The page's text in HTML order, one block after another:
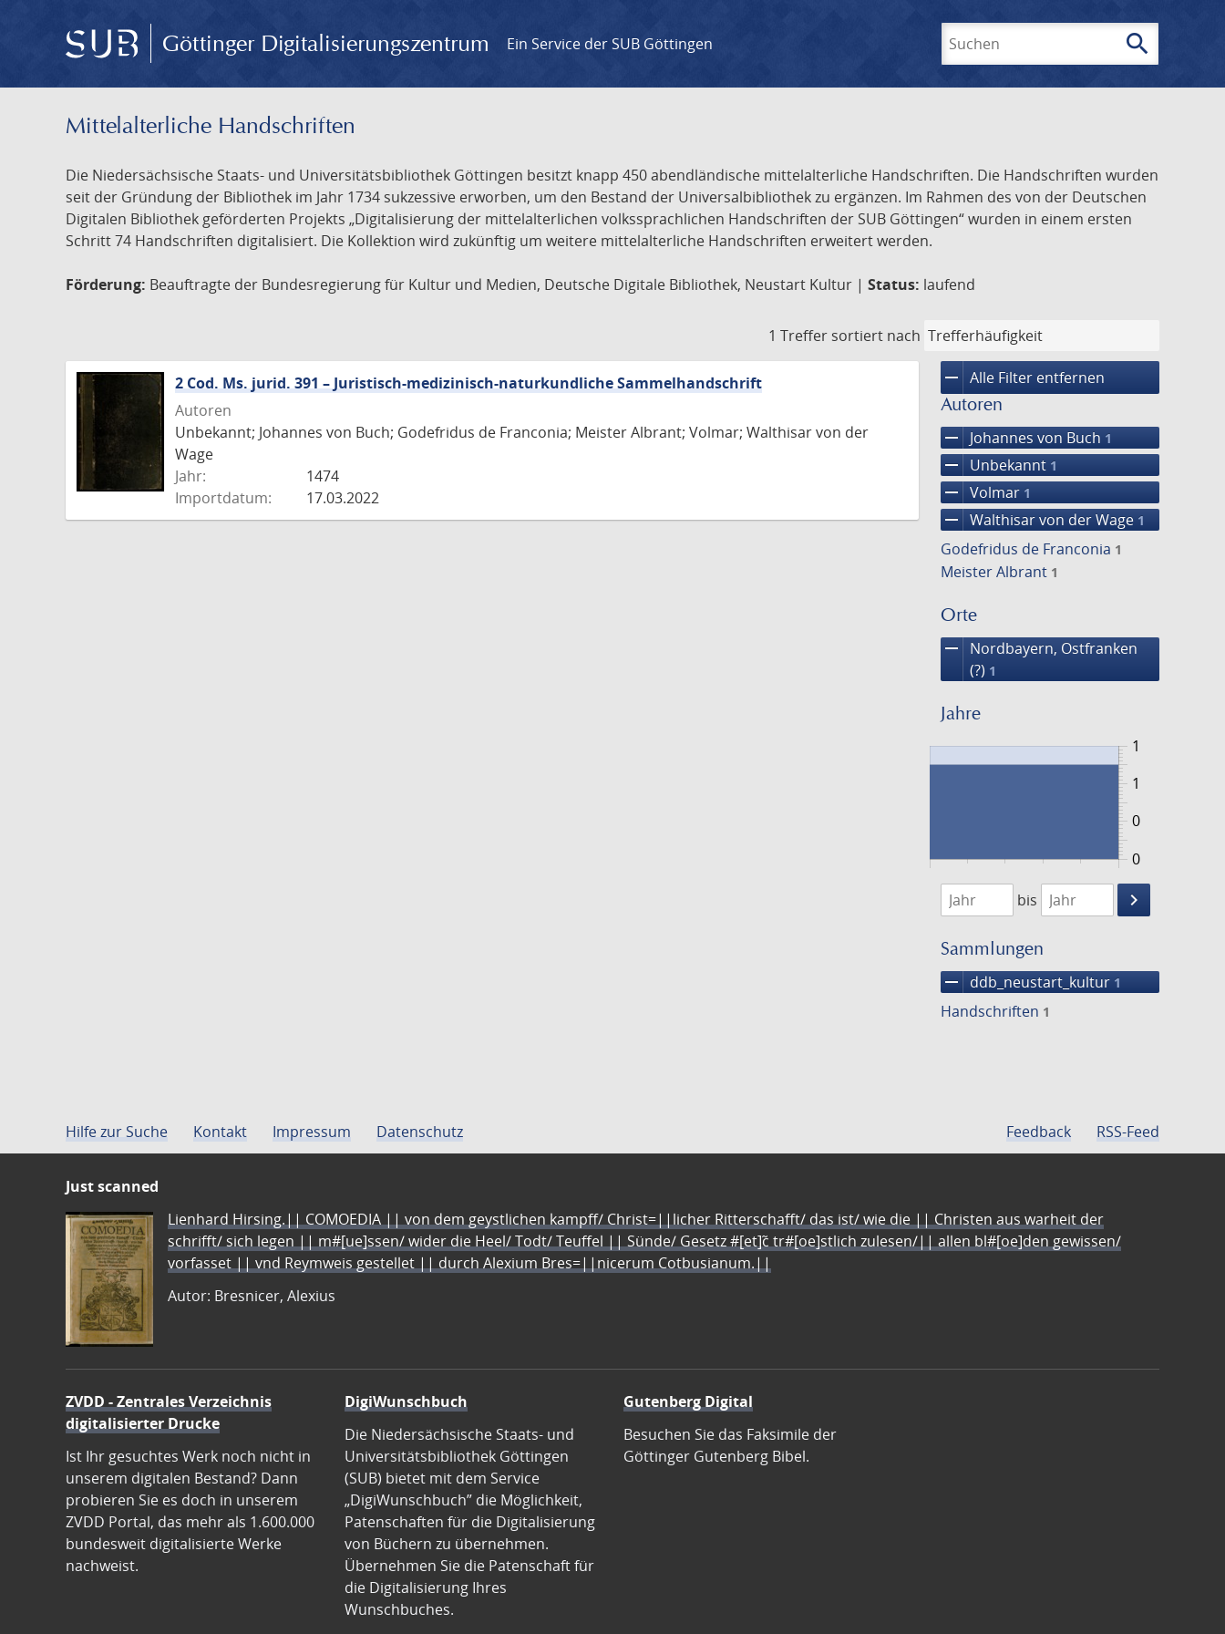
Göttinger Digitalisierungszentrum Ein Service der SUB Göttingen search
Mittelalterliche Handschriften
Die Niedersächsische Staats- und Universitätsbibliothek Göttingen besitzt knapp 450 abendländische mittelalterliche Handschriften. Die Handschriften wurden
seit der Gründung der Bibliothek im Jahr 1734 sukzessive erworben, um den Bestand der Universalbibliothek zu ergänzen. Im Rahmen des von der Deutschen
Digitalen Bibliothek geförderten Projekts „Digitalisierung der mittelalterlichen volkssprachlichen Handschriften der SUB Göttingen“ wurden in einem ersten
Schritt 74 Handschriften digitalisiert. Die Kollektion wird zukünftig um weitere mittelalterliche Handschriften erweitert werden.
Förderung: Beauftragte der Bundesregierung für Kultur und Medien, Deutsche Digitale Bibliothek, Neustart Kultur | Status: laufend
1 Treffer sortiert nach
remove Alle Filter entfernen
Autoren
remove Johannes von Buch 1
remove Unbekannt 1
remove Volmar 1
remove Walthisar von der Wage 1
Godefridus de Franconia 1
Meister Albrant 1
Orte
remove
Nordbayern, Ostfranken
(?) 1
Jahre
0
1
0
1
1474
1475
bis
keyboard_arrow_right
Suche
Sammlungen
remove ddb_neustart_kultur 1
Handschriften 1
2 Cod. Ms. jurid. 391 – Juristisch-medizinisch-naturkundliche Sammelhandschrift
Autoren
Unbekannt; Johannes von Buch; Godefridus de Franconia; Meister Albrant; Volmar; Walthisar von der
Wage
Jahr:
1474
Importdatum:
17.03.2022
Hilfe zur Suche Kontakt Impressum Datenschutz Feedback RSS-Feed
Just scanned
Lienhard Hirsing.|| COMOEDIA || von dem geystlichen kampff/ Christ=||licher Ritterschafft/ das ist/ wie die || Christen aus warheit der
schrifft/ sich legen || m#[ue]ssen/ wider die Heel/ Todt/ Teuffel || Sünde/ Gesetz #[et]c̃ tr#[oe]stlich zulesen/|| allen bl#[oe]den gewissen/
vorfasset || vnd Reymweis gestellet || durch Alexium Bres=||nicerum Cotbusianum.||
Autor: Bresnicer, Alexius
ZVDD - Zentrales Verzeichnis
digitalisierter Drucke
Ist Ihr gesuchtes Werk noch nicht in
unserem digitalen Bestand? Dann
probieren Sie es doch in unserem
ZVDD Portal, das mehr als 1.600.000
bundesweit digitalisierte Werke
nachweist.
DigiWunschbuch
Die Niedersächsische Staats- und
Universitätsbibliothek Göttingen
(SUB) bietet mit dem Service
„DigiWunschbuch” die Möglichkeit,
Patenschaften für die Digitalisierung
von Büchern zu übernehmen.
Übernehmen Sie die Patenschaft für
die Digitalisierung Ihres
Wunschbuches.
Gutenberg Digital
Besuchen Sie das Faksimile der
Göttinger Gutenberg Bibel.